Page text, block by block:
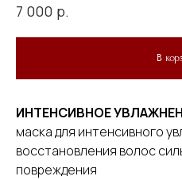
7 000 р.
В
ИНТЕНСИВНОЕ
маска для интенсивного
восстановления волос
повреждения